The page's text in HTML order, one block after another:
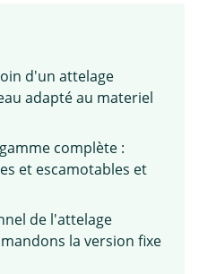
d'un attelage
adapté au materiel
complète :
et escamotables et
de l'attelage
la version fixe